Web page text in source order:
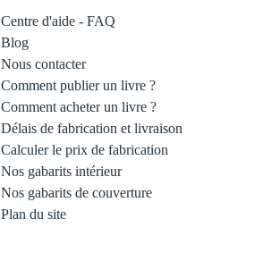
Centre d'aide - FAQ
Blog
Nous contacter
Comment publier un livre ?
Comment acheter un livre ?
Délais de fabrication et livraison
Calculer le prix de fabrication
Nos gabarits intérieur
Nos gabarits de couverture
Plan du site